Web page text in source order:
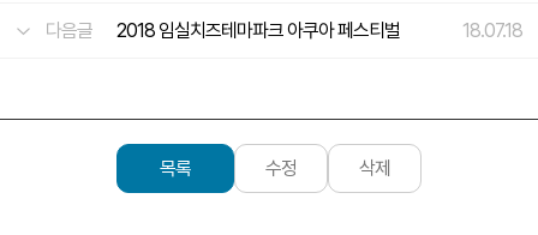
다음글 2018 임실치즈테마파크 아쿠아 페스티벌 18.07.18
목록 수정 삭제